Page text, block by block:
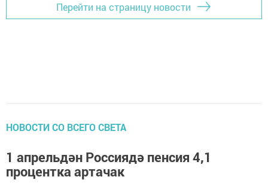
Перейти на страницу новости
НОВОСТИ СО ВСЕГО СВЕТА
1 апрельдән Россиядә пенсия 4,1
процентка артачак